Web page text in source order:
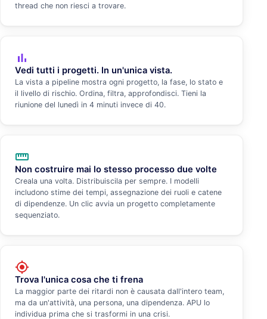
thread che non riesci a trovare.
bar_chart
Vedi tutti i progetti. In un'unica vista.
La vista a pipeline mostra ogni progetto, la fase, lo stato e
il livello di rischio. Ordina, filtra, approfondisci. Tieni la
riunione del lunedì in 4 minuti invece di 40.
straighten
Non costruire mai lo stesso processo due volte
Creala una volta. Distribuiscila per sempre. I modelli
includono stime dei tempi, assegnazione dei ruoli e catene
di dipendenze. Un clic avvia un progetto completamente
sequenziato.
my_location
Trova l'unica cosa che ti frena
La maggior parte dei ritardi non è causata dall'intero team,
ma da un'attività, una persona, una dipendenza. APU lo
individua prima che si trasformi in una crisi.